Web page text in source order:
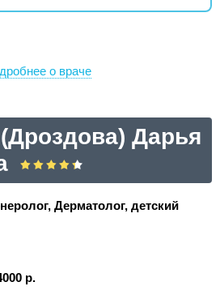
о враче
Дарья
Дерматолог, детский
р.